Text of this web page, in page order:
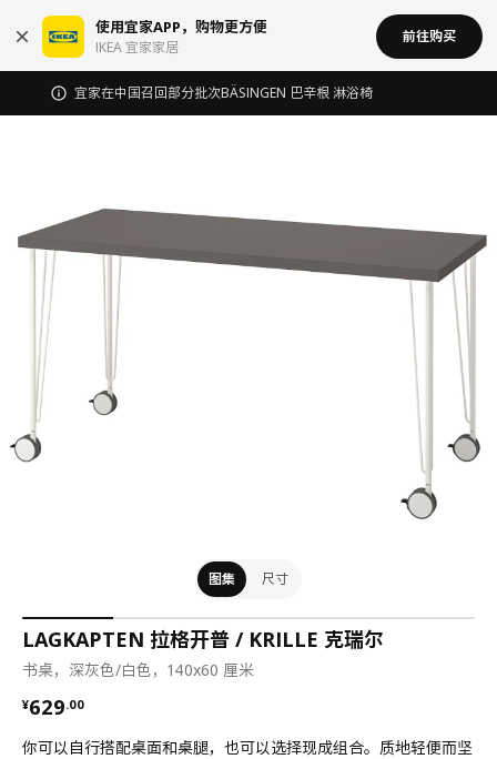
使用宜家APP，购物更方便
IKEA 宜家家居
前往购买
宜家在中国召回部分批次BÄSINGEN 巴辛根 淋浴椅
图集 尺寸
LAGKAPTEN 拉格开普 / KRILLE 克瑞尔
书桌，深灰色/白色，140x60 厘米
¥629.00
¥ 629.00
你可以自行搭配桌面和桌腿，也可以选择现成组合。质地轻便而坚